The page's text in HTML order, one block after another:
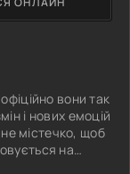
вони так
і нових емоцій
містечко, щоб
на